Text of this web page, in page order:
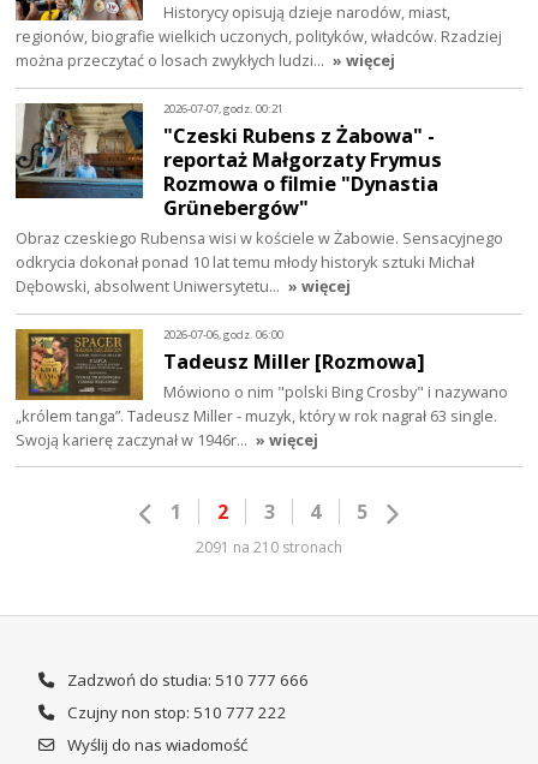
Historycy opisują dzieje narodów, miast,
regionów, biografie wielkich uczonych, polityków, władców. Rzadziej
można przeczytać o losach zwykłych ludzi… » więcej
2026-07-07, godz. 00:21
"Czeski Rubens z Żabowa" -
reportaż Małgorzaty Frymus
Rozmowa o filmie "Dynastia
Grünebergów"
Obraz czeskiego Rubensa wisi w kościele w Żabowie. Sensacyjnego
odkrycia dokonał ponad 10 lat temu młody historyk sztuki Michał
Dębowski, absolwent Uniwersytetu… » więcej
2026-07-06, godz. 06:00
Tadeusz Miller [Rozmowa]
Mówiono o nim "polski Bing Crosby" i nazywano
„królem tanga”. Tadeusz Miller - muzyk, który w rok nagrał 63 single.
Swoją karierę zaczynał w 1946r… » więcej
1 2 3 4 5
2091 na 210 stronach
Zadzwoń do studia: 510 777 666
Czujny non stop: 510 777 222
Wyślij do nas wiadomość